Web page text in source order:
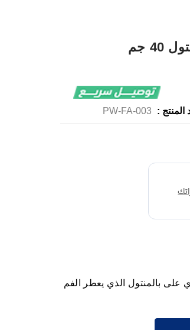
جم
المنتج : PW-FA-003
تنظيف الأسنان بالمنتول 40 جم يحتوي على بالمنتول الذي يعطر الفم